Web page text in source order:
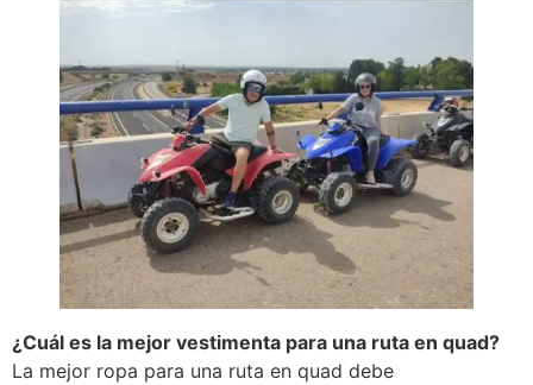
¿Cuál es la mejor vestimenta para una ruta en quad?
La mejor ropa para una ruta en quad debe